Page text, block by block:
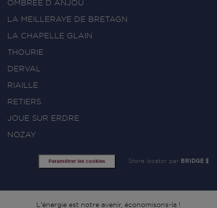
OMBREE D ANJOU
LA MEILLERAYE DE BRETAGN
LA CHAPELLE GLAIN
THOURIE
DERVAL
RIAILLE
RETIERS
JOUE SUR ERDRE
NOZAY
Paramétrer les cookies Store locator par BRIDGE
L'énergie est notre avenir, économisons-la !